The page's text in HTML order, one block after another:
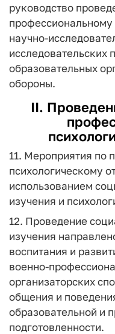
руководство
профессиональному
научно-
исследовательских
образовательных
обороны.
II.
11. Мероприятия по
психологическому
использованием
изучения и
12. Проведение
изучения
воспитания и
военно-
организаторских
общения и
образовательной и
подготовленности.